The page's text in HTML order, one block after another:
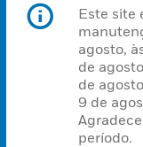
Este site
agosto,
de
de
9 de
período.